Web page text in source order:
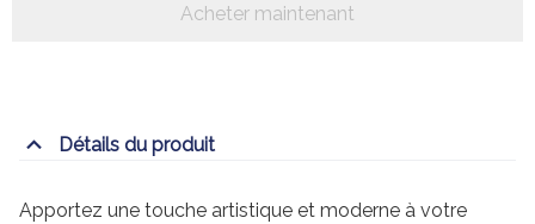
Acheter maintenant
Détails du produit
Apportez une touche artistique et moderne à votre